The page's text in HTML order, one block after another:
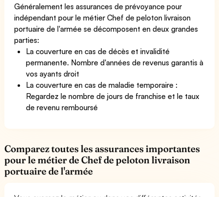
Généralement les assurances de prévoyance pour
indépendant pour le métier Chef de peloton livraison
portuaire de l'armée se décomposent en deux grandes
parties:
La couverture en cas de décès et invalidité
permanente. Nombre d'années de revenus garantis à
vos ayants droit
La couverture en cas de maladie temporaire :
Regardez le nombre de jours de franchise et le taux
de revenu remboursé
Comparez toutes les assurances importantes
pour le métier de Chef de peloton livraison
portuaire de l'armée